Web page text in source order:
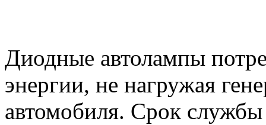
Диодные автолампы
энергии, не нагружая
автомобиля. Срок